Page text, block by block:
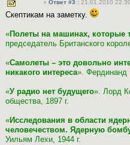
« Ответ #3 : 21.01.2010
Скептикам на заметку.
«Полеты на машинах, которые
председатель Британского
«Самолеты – это довольно
никакого интереса». Фердинанд
«У радио нет будущего». Лорд
общества, 1897 г.
«Исследования в области
человечеством. Ядерную
Уильям Лехи, 1944 г.